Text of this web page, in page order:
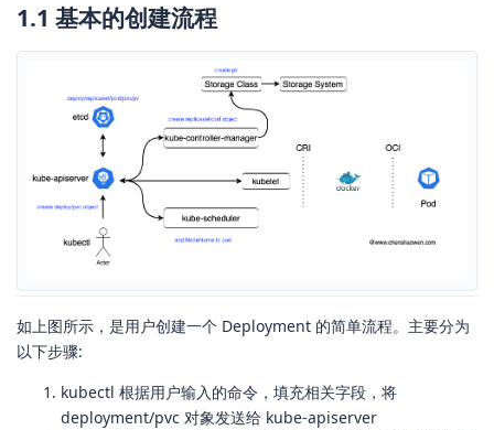
1.1 基本的创建流程
如上图所示，是用户创建一个 Deployment 的简单流程。主要分为
以下步骤:
kubectl 根据用户输入的命令，填充相关字段，将
deployment/pvc 对象发送给 kube-apiserver